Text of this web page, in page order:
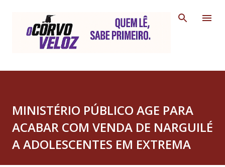
MINISTÉRIO PÚBLICO AGE PARA
ACABAR COM VENDA DE NARGUILÉ
A ADOLESCENTES EM EXTREMA